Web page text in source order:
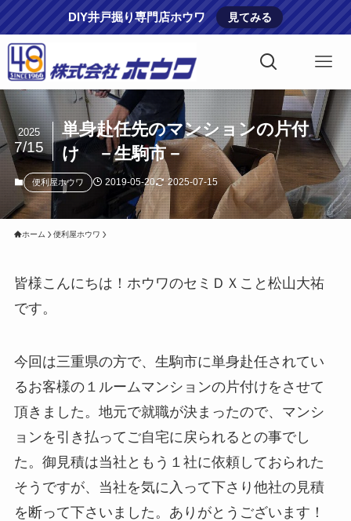
DIY井戸掘り専門店ホウワ 見てみる
単身赴任先のマンションの片付
け －生駒市－
2025
7/15
便利屋ホウワ 2019-05-20 2025-07-15
ホーム 便利屋ホウワ
皆様こんにちは！ホウワのセミＤＸこと松山大祐
です。
今回は三重県の方で、生駒市に単身赴任されてい
るお客様の１ルームマンションの片付けをさせて
頂きました。地元で就職が決まったので、マンシ
ョンを引き払ってご自宅に戻られるとの事でし
た。御見積は当社ともう１社に依頼しておられた
そうですが、当社を気に入って下さり他社の見積
を断って下さいました。ありがとうございます！